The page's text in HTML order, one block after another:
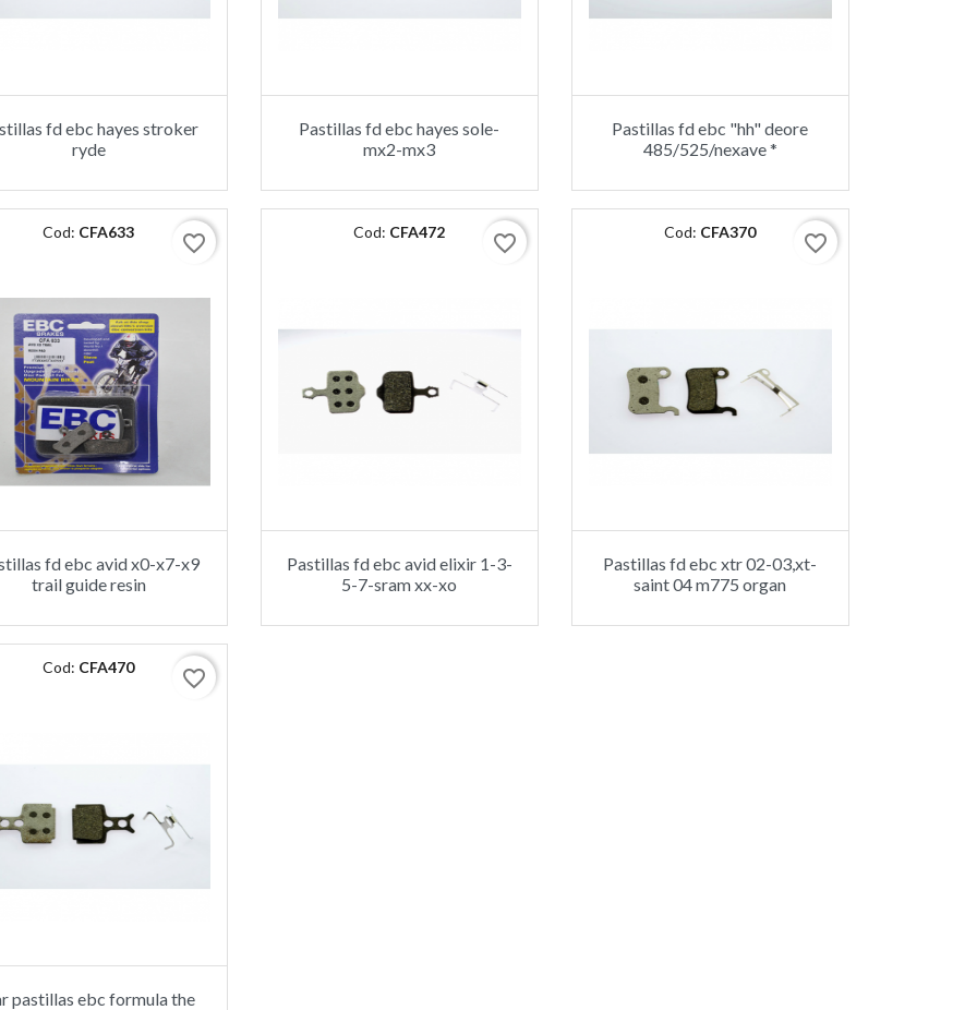
fd ebc hayes stroker
ryde
Pastillas fd ebc hayes sole-
mx2-mx3
Pastillas fd ebc "hh" deore
485/525/nexave *
Cod: CFA633 favorite_border
fd ebc avid x0-x7-x9
trail guide resin
Cod: CFA472 favorite_border
Pastillas fd ebc avid elixir 1-3-
5-7-sram xx-xo
Cod: CFA370 favorite_border
Pastillas fd ebc xtr 02-03,xt-
saint 04 m775 organ
Cod: CFA470 favorite_border
pastillas ebc formula the